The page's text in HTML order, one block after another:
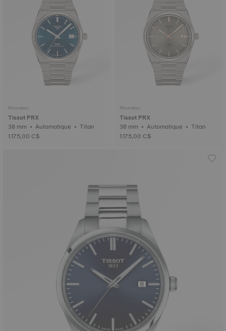
Nouveau
Tissot PRX
38 mm • Automatique • Titan
1.175,00 C$
Nouveau
Tissot PRX
38 mm • Automatique • Titan
1.175,00 C$